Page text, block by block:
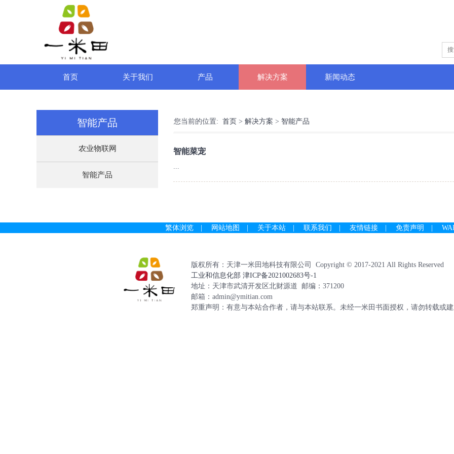
首页 关于我们 产品 解决方案 新闻动态
智能产品
农业物联网
智能产品
您当前的位置: 首页 > 解决方案 > 智能产品
智能菜宠
...
繁体浏览| 网站地图 关于本站| 联系我们 友情链接| 免责声明
版权所有：天津一米田地科技有限公司 Copyright © 2017-2021 All Rights Reserved
工业和信息化部 津ICP备2021002683号-1
地址：天津市武清开发区北财源道 邮编：371200
邮箱：admin@ymitian.com
郑重声明：有意与本站合作者，请与本站联系。未经一米田书面授权，请勿转载或建